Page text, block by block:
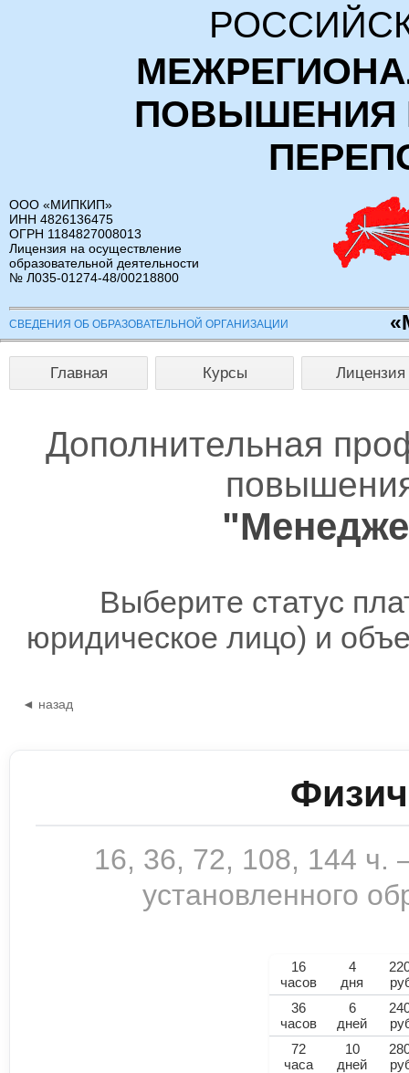
ПОВЫШЕНИЯ
ООО «МИПКИП»
ИНН 4826136475
ОГРН 1184827008013
Лицензия на осуществление
образовательной деятельности
№ Л035-01274-48/00218800
СВЕДЕНИЯ ОБ ОБРАЗОВАТЕЛЬНОЙ ОРГАНИЗАЦИИ
Главная Курсы Лицензия
Дополнительная
Выберите статус
юридическое лицо) и
◄ назад
16, 36, 72, 108, 144
установленного
16
часов
4
дня
36
часов
6
дней
72
часа
10
дней